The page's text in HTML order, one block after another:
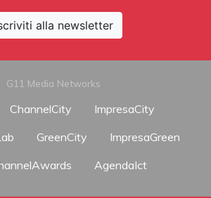
alla newsletter
G11 Media Networks
ChannelCity
ImpresaCity
GreenCity
ImpresaGreen
AgendaIct